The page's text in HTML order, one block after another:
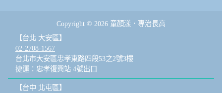
Copyright © 2026 童顏漾．專治長高
【台北 大安區】
02-2708-1567
台北市大安區忠孝東路四段53之2號3樓
捷運：忠孝復興站 4號出口
【台中 北屯區】